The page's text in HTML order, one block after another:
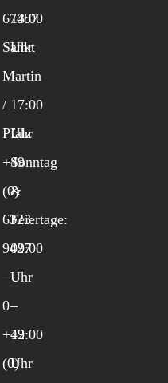
67487
Sankt
Martin
/
Pfalz
+49
(0)
6323
9427
–
0
+49
(0)
13:00
Uhr
–
17:00
Uhr
Sonntag
&
Feiertage:
09:00
Uhr
–
12:00
Uhr